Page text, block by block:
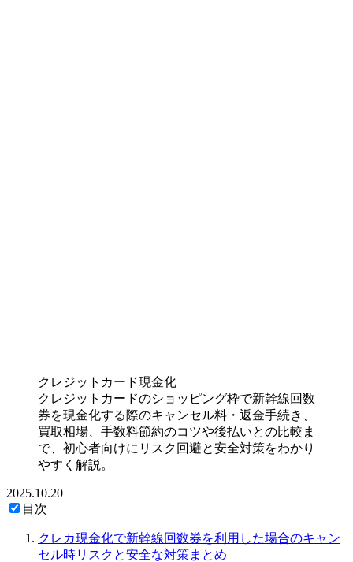
クレジットカード現金化
クレジットカードのショッピング枠で新幹線回数
券を現金化する際のキャンセル料・返金手続き、
買取相場、手数料節約のコツや後払いとの比較ま
で、初心者向けにリスク回避と安全対策をわかり
やすく解説。
2025.10.20
目次
クレカ現金化で新幹線回数券を利用した場合のキャン
セル時リスクと安全な対策まとめ